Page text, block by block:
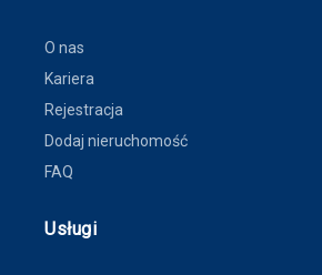
O nas
Kariera
Rejestracja
Dodaj nieruchomość
FAQ
Usługi